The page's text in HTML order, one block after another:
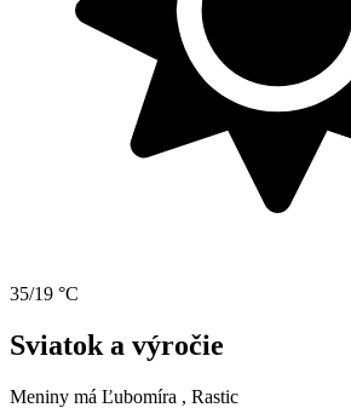
35/19 °C
Sviatok a výročie
Meniny má Ľubomíra , Rastic